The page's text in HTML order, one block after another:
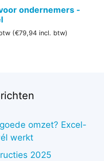
ondernemers -
(€79,94incl. btw)
omzet? Excel-
werkt
2025